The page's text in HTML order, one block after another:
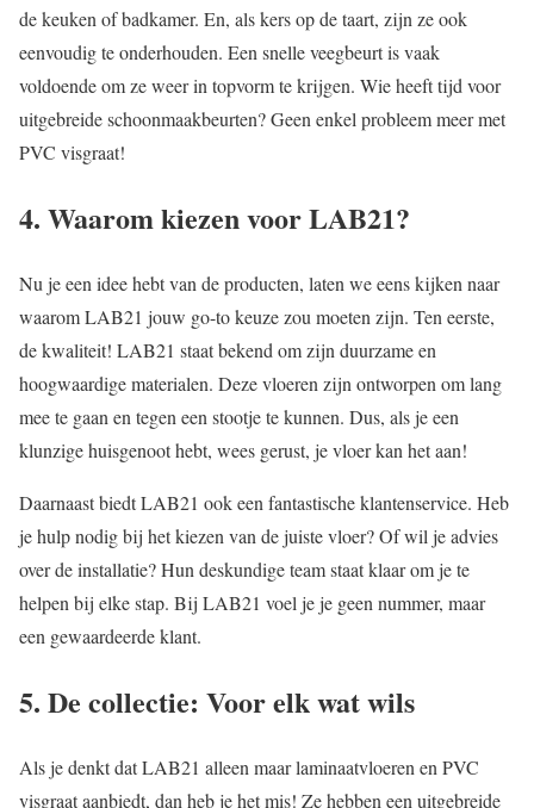
de keuken of badkamer. En, als kers op de taart, zijn ze ook
eenvoudig te onderhouden. Een snelle veegbeurt is vaak
voldoende om ze weer in topvorm te krijgen. Wie heeft tijd voor
uitgebreide schoonmaakbeurten? Geen enkel probleem meer met
PVC visgraat!
4. Waarom kiezen voor LAB21?
Nu je een idee hebt van de producten, laten we eens kijken naar
waarom LAB21 jouw go-to keuze zou moeten zijn. Ten eerste,
de kwaliteit! LAB21 staat bekend om zijn duurzame en
hoogwaardige materialen. Deze vloeren zijn ontworpen om lang
mee te gaan en tegen een stootje te kunnen. Dus, als je een
klunzige huisgenoot hebt, wees gerust, je vloer kan het aan!
Daarnaast biedt LAB21 ook een fantastische klantenservice. Heb
je hulp nodig bij het kiezen van de juiste vloer? Of wil je advies
over de installatie? Hun deskundige team staat klaar om je te
helpen bij elke stap. Bij LAB21 voel je je geen nummer, maar
een gewaardeerde klant.
5. De collectie: Voor elk wat wils
Als je denkt dat LAB21 alleen maar laminaatvloeren en PVC
visgraat aanbiedt, dan heb je het mis! Ze hebben een uitgebreide